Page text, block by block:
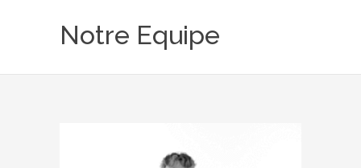
Notre Equipe